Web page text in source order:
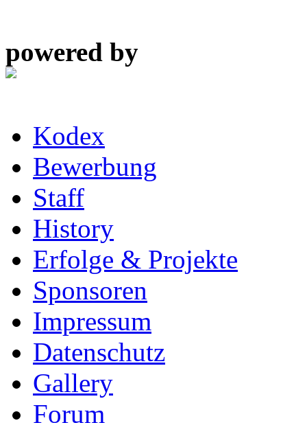
powered by
Kodex
Bewerbung
Staff
History
Erfolge & Projekte
Sponsoren
Impressum
Datenschutz
Gallery
Forum